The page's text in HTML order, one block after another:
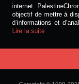
internet
objectif de mettre à
d’informations et
Lire la suite